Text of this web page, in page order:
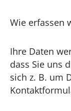
Wie erfassen
Ihre Daten
dass Sie uns
sich z. B. um